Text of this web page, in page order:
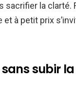
sacrifier la clarté.
à petit prix
subir